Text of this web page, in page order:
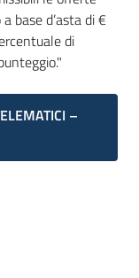
base d’asta di €
di
–